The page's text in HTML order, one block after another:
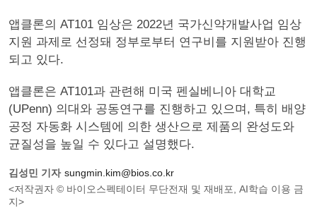
앱클론의 AT101 임상은 2022년 국가신약개발사업 임상
지원 과제로 선정돼 정부로부터 연구비를 지원받아 진행
되고 있다.
앱클론은 AT101과 관련해 미국 펜실베니아 대학교
(UPenn) 의대와 공동연구를 진행하고 있으며, 특히 배양
공정 자동화 시스템에 의한 생산으로 제품의 완성도와
균질성을 높일 수 있다고 설명했다.
김성민 기자 sungmin.kim@bios.co.kr
<저작권자 © 바이오스펙테이터 무단전재 및 재배포, AI학습 이용 금
지>